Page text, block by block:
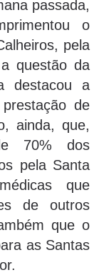
passada,
o
pela
questão da
destacou a
de
ainda, que,
70% dos
pela Santa
que
de outros
que o
as Santas